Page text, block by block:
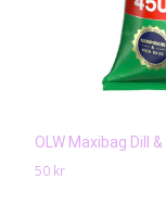
OLW Maxibag Dill
50 kr